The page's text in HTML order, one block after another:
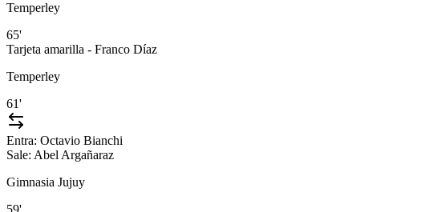
Temperley
65'
Tarjeta amarilla - Franco Díaz
Temperley
61'
Entra: Octavio Bianchi
Sale: Abel Argañaraz
Gimnasia Jujuy